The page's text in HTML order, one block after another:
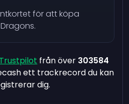
för att köpa
Trustpilot från över 303584
ett trackrecord du kan
dig.